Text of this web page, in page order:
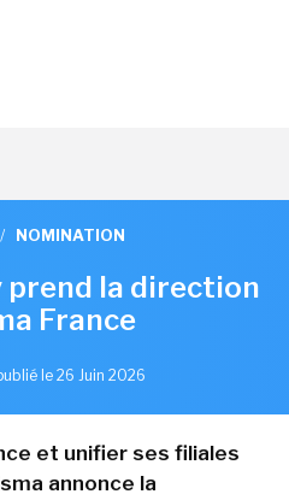
/ NOMINATION
prend la direction
France
le 26 Juin 2026
et unifier ses filiales
annonce la